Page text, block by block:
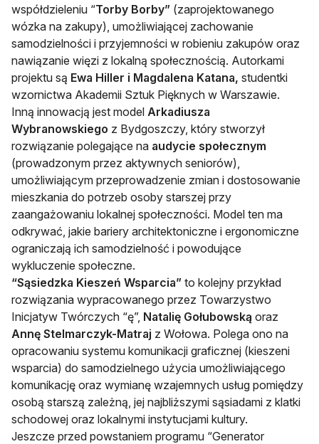
współdzieleniu “Torby Borby” (zaprojektowanego
wózka na zakupy), umożliwiającej zachowanie
samodzielności i przyjemności w robieniu zakupów oraz
nawiązanie więzi z lokalną społecznością. Autorkami
projektu są Ewa Hiller i Magdalena Katana, studentki
wzornictwa Akademii Sztuk Pięknych w Warszawie.
Inną innowacją jest model Arkadiusza
Wybranowskiego z Bydgoszczy, który stworzył
rozwiązanie polegające na audycie społecznym
(prowadzonym przez aktywnych seniorów),
umożliwiającym przeprowadzenie zmian i dostosowanie
mieszkania do potrzeb osoby starszej przy
zaangażowaniu lokalnej społeczności. Model ten ma
odkrywać, jakie bariery architektoniczne i ergonomiczne
ograniczają ich samodzielność i powodujące
wykluczenie społeczne.
“Sąsiedzka Kieszeń Wsparcia” to kolejny przykład
rozwiązania wypracowanego przez Towarzystwo
Inicjatyw Twórczych “ę”, Natalię Gołubowską oraz
Annę Stelmarczyk-Matraj z Wołowa. Polega ono na
opracowaniu systemu komunikacji graficznej (kieszeni
wsparcia) do samodzielnego użycia umożliwiającego
komunikację oraz wymianę wzajemnych usług pomiędzy
osobą starszą zależną, jej najbliższymi sąsiadami z klatki
schodowej oraz lokalnymi instytucjami kultury.
Jeszcze przed powstaniem programu “Generator